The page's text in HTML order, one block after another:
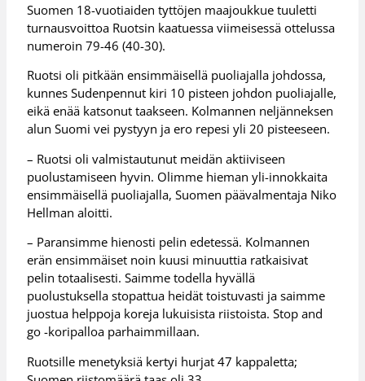
Suomen 18-vuotiaiden tyttöjen maajoukkue tuuletti
turnausvoittoa Ruotsin kaatuessa viimeisessä ottelussa
numeroin 79-46 (40-30).
Ruotsi oli pitkään ensimmäisellä puoliajalla johdossa,
kunnes Sudenpennut kiri 10 pisteen johdon puoliajalle,
eikä enää katsonut taakseen. Kolmannen neljänneksen
alun Suomi vei pystyyn ja ero repesi yli 20 pisteeseen.
– Ruotsi oli valmistautunut meidän aktiiviseen
puolustamiseen hyvin. Olimme hieman yli-innokkaita
ensimmäisellä puoliajalla, Suomen päävalmentaja Niko
Hellman aloitti.
– Paransimme hienosti pelin edetessä. Kolmannen
erän ensimmäiset noin kuusi minuuttia ratkaisivat
pelin totaalisesti. Saimme todella hyvällä
puolustuksella stopattua heidät toistuvasti ja saimme
juostua helppoja koreja lukuisista riistoista. Stop and
go -koripalloa parhaimmillaan.
Ruotsille menetyksiä kertyi hurjat 47 kappaletta;